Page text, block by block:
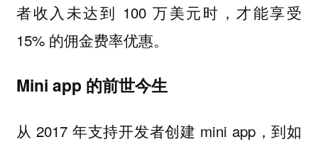
者收入未达到 100 万美元时，才能享受
15% 的佣金费率优惠。
Mini app 的前世今生
从 2017 年支持开发者创建 mini app，到如